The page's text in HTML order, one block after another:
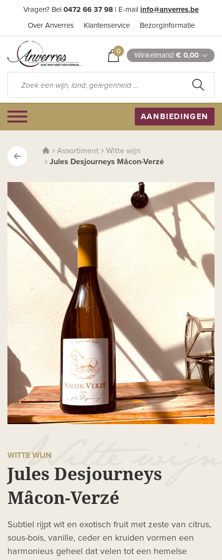
Vragen? Bel 0472 66 37 98 | E-mail info@anverres.be
Over Anverres Klantenservice Bezorginformatie
0 Winkelmand € 0,00
AANBIEDINGEN
Assortiment
Witte wijn
Jules Desjourneys Mâcon-Verzé
WITTE WIJN
Jules Desjourneys
Mâcon-Verzé
Subtiel rijpt wit en exotisch fruit met zeste van citrus,
sous-bois, vanille, ceder en kruiden vormen een
harmonieus geheel dat velen tot een hemelse